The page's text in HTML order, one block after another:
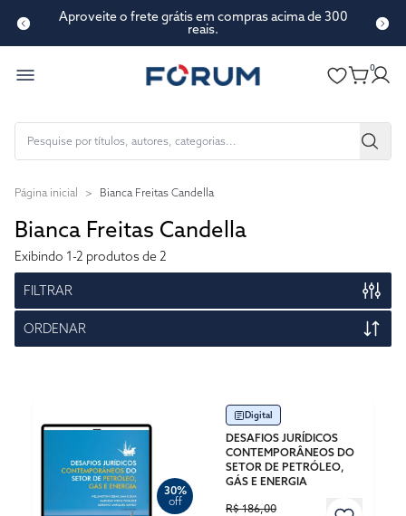
Aproveite o frete grátis em compras acima de 300
reais.
0
Página inicial > Bianca Freitas Candella
Bianca Freitas Candella
Exibindo 1-2 produtos de 2
FILTRAR
ORDENAR
30%
off
Digital
DESAFIOS JURÍDICOS
CONTEMPORÂNEOS DO
SETOR DE PETRÓLEO,
GÁS E ENERGIA
R$ 186,00